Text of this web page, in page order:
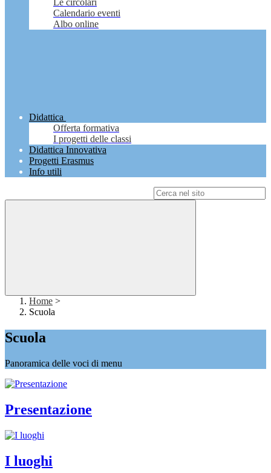
Le circolari
Calendario eventi
Albo online
Didattica
Offerta formativa
I progetti delle classi
Didattica Innovativa
Progetti Erasmus
Info utili
Home >
Scuola
Scuola
Panoramica delle voci di menu
Presentazione
I luoghi